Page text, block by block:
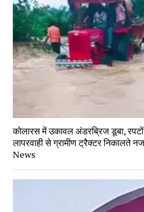
कोलारस में उकावल अंडरब्रिज डूबा, रपटों
लापरवाही से ग्रामीण ट्रैक्टर
News